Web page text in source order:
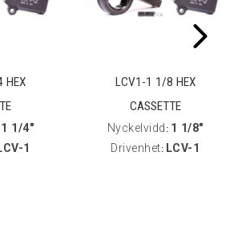
HEX
1 1/4"
1
LCV1-1 1/8 HEX
CASSETTE
Nyckelvidd : 1 1/8"
Drivenhet: LCV-1